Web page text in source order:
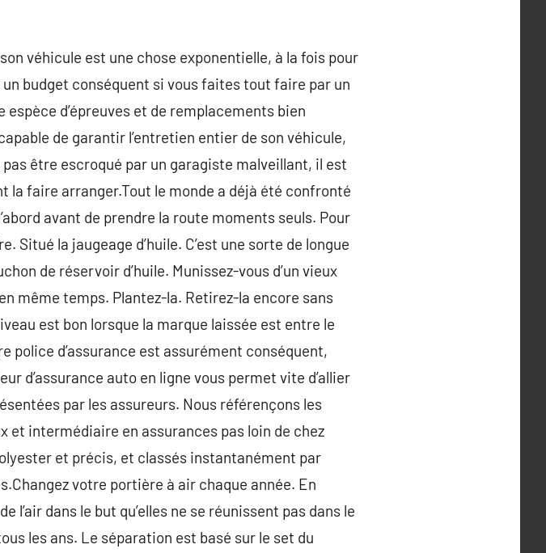
véhicule est une chose exponentielle, à la fois pour
budget conséquent si vous faites tout faire par un
d’épreuves et de remplacements bien
de garantir l’entretien entier de son véhicule,
être escroqué par un garagiste malveillant, il est
la faire arranger.Tout le monde a déjà été confronté
avant de prendre la route moments seuls. Pour
la jaugeage d’huile. C’est une sorte de longue
de réservoir d’huile. Munissez-vous d’un vieux
même temps. Plantez-la. Retirez-la encore sans
est bon lorsque la marque laissée est entre le
police d’assurance est assurément conséquent,
d’assurance auto en ligne vous permet vite d’allier
par les assureurs. Nous référençons les
et intermédiaire en assurances pas loin de chez
et précis, et classés instantanément par
votre portière à air chaque année. En
l’air dans le but qu’elles ne se réunissent pas dans le
les ans. Le séparation est basé sur le set du